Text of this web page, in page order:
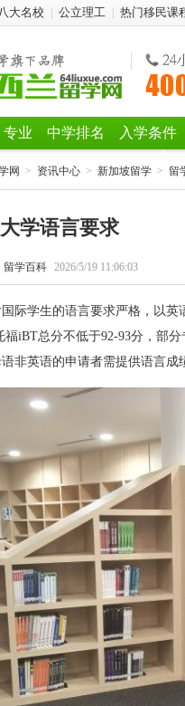
大名校 公立理工 热门移民课
专业 中学排名 入学条件
网 > 资讯中心 > 新加坡留学 > 留
学语言要求
留学百科 2026/5/19 11:06:03
际学生的语言要求严格，以英
福iBT总分不低于92-93分，部
非英语的申请者需提供语言成